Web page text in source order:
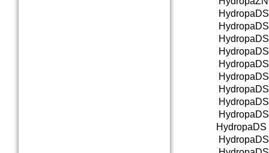
HydropaDS-
HydropaDS-
HydropaDS
HydropaDS
HydropaDS